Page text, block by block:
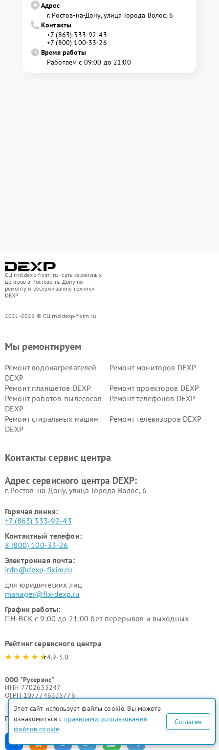
Адрес
г. Ростов-на-Дону, улица Города Волос, 6
Контакты
+7 (863) 333-92-43
+7 (800) 100-33-26
Время работы
Работаем с 09:00 до 21:00
СЦ rnd.dexp-fixim.ru - сеть сервисных
центров в Ростове-на-Дону по
ремонту и обслуживанию техники
DEXP
2021-2026 © СЦ rnd.dexp-fixim.ru
Мы ремонтируем
Ремонт водонагревателей
DEXP
Ремонт мониторов DEXP
Ремонт планшетов DEXP
Ремонт проекторов DEXP
Ремонт роботов-пылесосов
DEXP
Ремонт телефонов DEXP
Ремонт стиральных машин
DEXP
Ремонт телевизоров DEXP
Ремонт серверов DEXP
Ремонт мини пк DEXP
Контакты сервис центра
Адрес сервисного центра DEXP:
г. Ростов-на-Дону, улица Города Волос, 6
Горячая линия:
+7 (863) 333-92-43
Контактный телефон:
8 (800) 100-33-26
Электронная почта:
info@dexp-fixim.ru
для юридических лиц
manager@fix-dexp.ru
График работы:
ПН-ВСК с 9:00 до 21:00 без перерывов и выходных
Рейтинг сервисного центра
4.9-5.0
ООО "Русервис"
ИНН 7702633247
ОГРН 1077746335776
Поделиться в соц. сетях:
Этот сайт использует файлы cookie. Вы можете
ознакомиться с правилами использования
файлов cookie
Согласен